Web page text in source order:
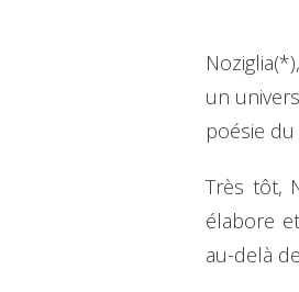
un
poésie
Très tôt,
élabore
au-delà